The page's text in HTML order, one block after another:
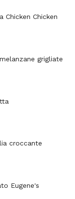
Chicken Chicken
grigliate
croccante
Eugene's